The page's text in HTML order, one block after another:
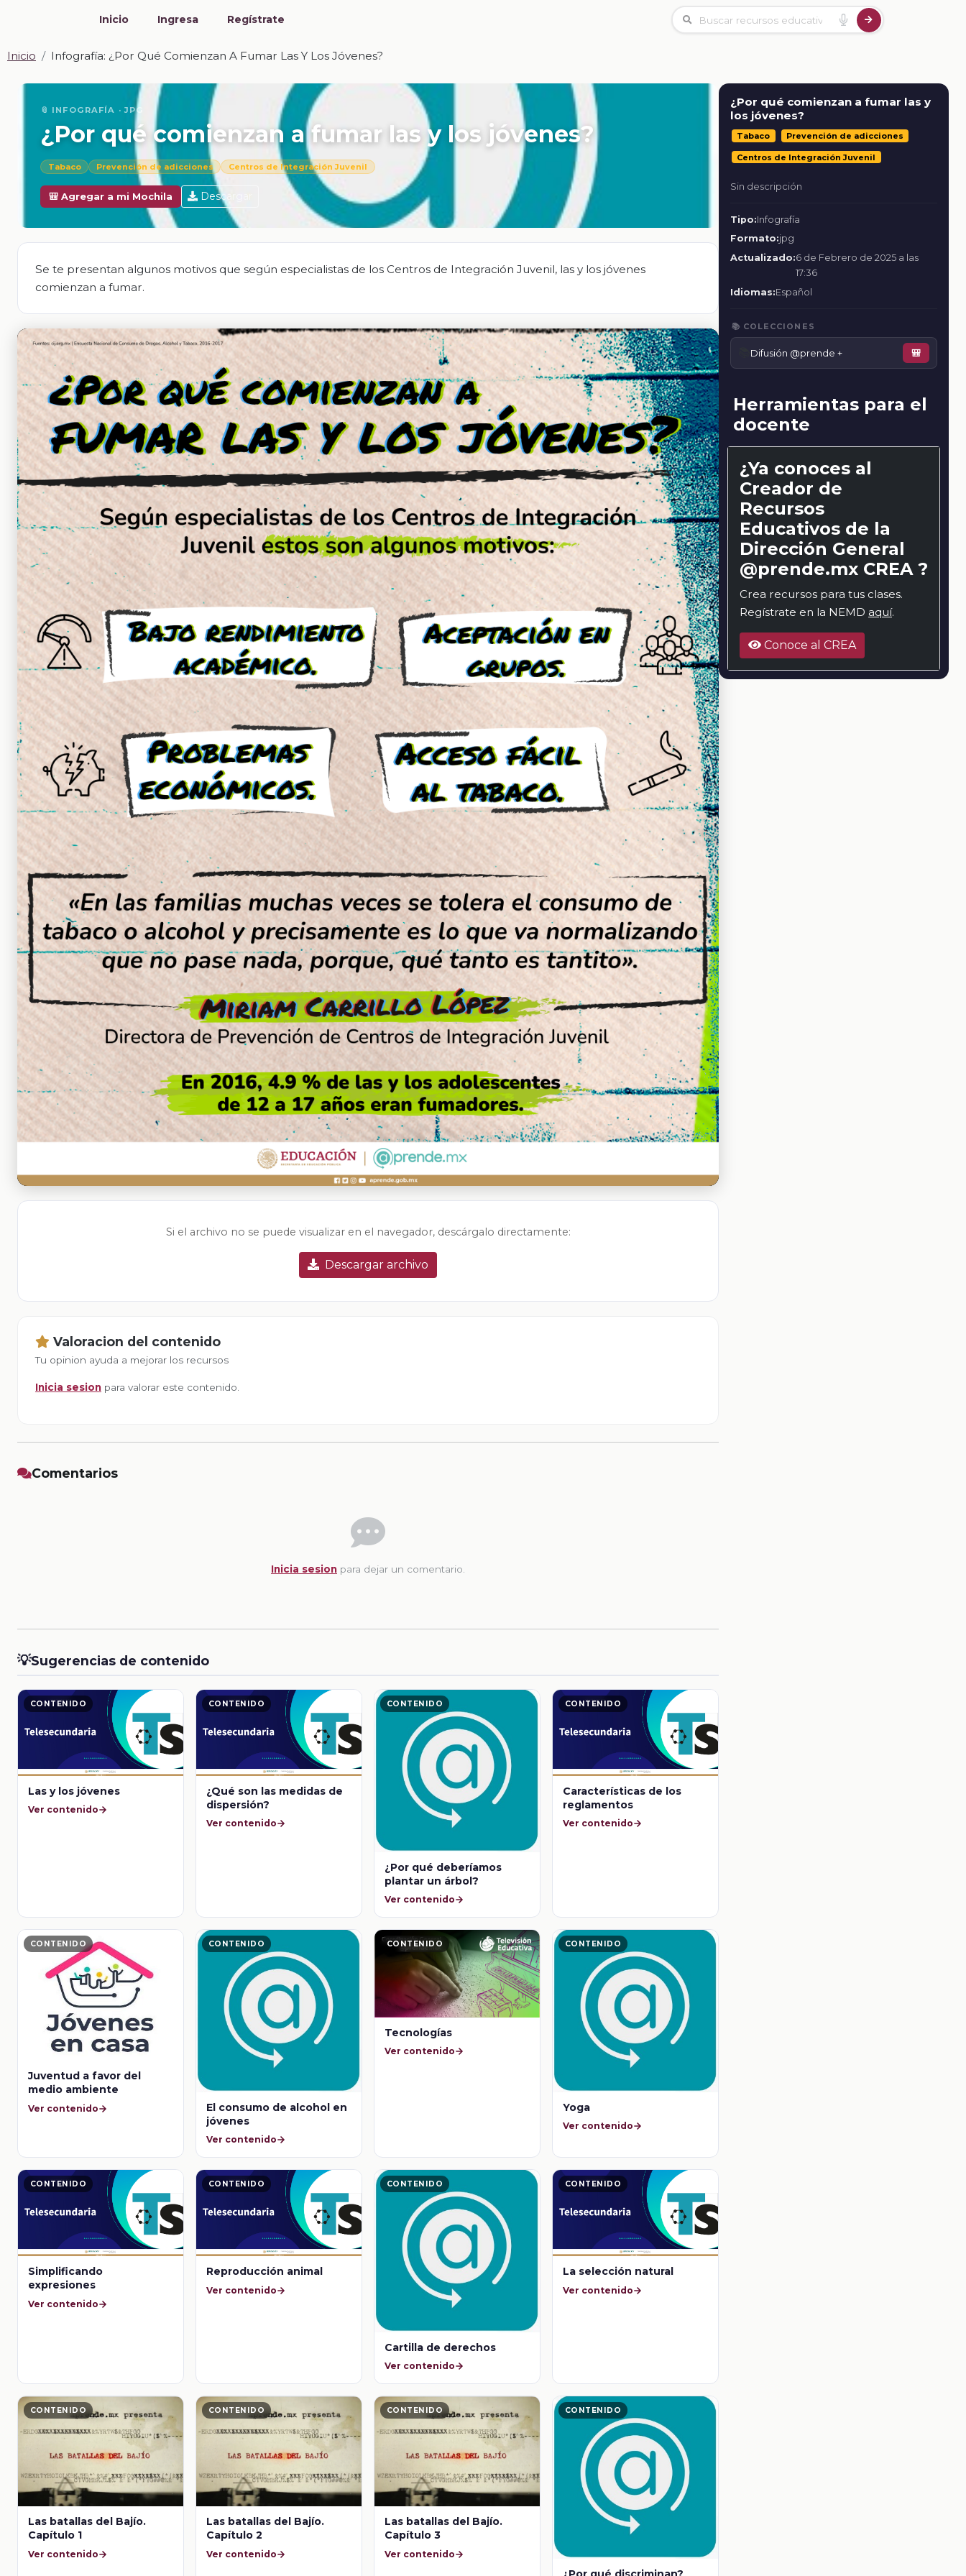
Inicio Ingresa Regístrate
Inicio Infografía: ¿Por Qué Comienzan A Fumar Las Y Los Jóvenes?
📎 INFOGRAFÍA · JPG
¿Por qué comienzan a fumar las y los jóvenes?
Tabaco Prevención de adicciones Centros de Integración Juvenil
🎒 Agregar a mi Mochila Descargar
Se te presentan algunos motivos que según especialistas de los Centros de Integración Juvenil, las y los jóvenes
comienzan a fumar.
Si el archivo no se puede visualizar en el navegador, descárgalo directamente:
Descargar archivo
Valoracion del contenido
Tu opinion ayuda a mejorar los recursos
Inicia sesion para valorar este contenido.
Comentarios
Inicia sesion para dejar un comentario.
💡Sugerencias de contenido
CONTENIDO
Las y los jóvenes
Ver contenido
CONTENIDO
¿Qué son las medidas de
dispersión?
Ver contenido
CONTENIDO
¿Por qué deberíamos
plantar un árbol?
Ver contenido
CONTENIDO
Características de los
reglamentos
Ver contenido
CONTENIDO
Juventud a favor del
medio ambiente
Ver contenido
CONTENIDO
El consumo de alcohol en
jóvenes
Ver contenido
CONTENIDO
Tecnologías
Ver contenido
CONTENIDO
Yoga
Ver contenido
CONTENIDO
Simplificando
expresiones
Ver contenido
CONTENIDO
Reproducción animal
Ver contenido
CONTENIDO
Cartilla de derechos
Ver contenido
CONTENIDO
La selección natural
Ver contenido
CONTENIDO
Las batallas del Bajío.
Capítulo 1
Ver contenido
CONTENIDO
Las batallas del Bajío.
Capítulo 2
Ver contenido
CONTENIDO
Las batallas del Bajío.
Capítulo 3
Ver contenido
CONTENIDO
¿Por qué comienzan a fumar las y
los jóvenes?
Tabaco Prevención de adicciones
Centros de Integración Juvenil
Sin descripción
Tipo:Infografía
Formato:jpg
Actualizado:6 de Febrero de 2025 a las
17:36
Idiomas:Español
📚 COLECCIONES
Difusión @prende + 🎒
Herramientas para el
docente
¿Ya conoces al
Creador de
Recursos
Educativos de la
Dirección General
@prende.mx CREA ?
Crea recursos para tus clases.
Regístrate en la NEMD aquí.
Conoce al CREA